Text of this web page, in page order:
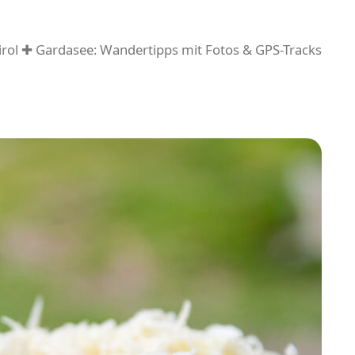
✚ Gardasee: Wandertipps mit Fotos & GPS-Tracks